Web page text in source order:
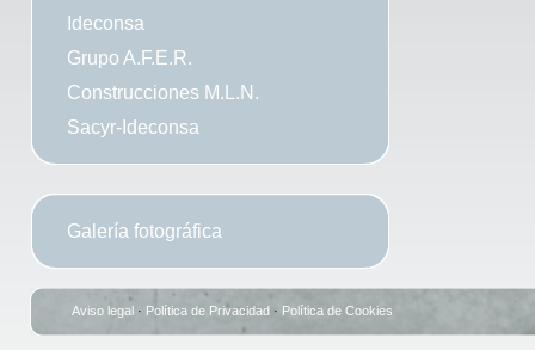
Ideconsa
Grupo A.F.E.R.
Construcciones M.L.N.
Sacyr-Ideconsa
Galería fotográfica
Aviso legal · Política de Privacidad · Política de Cookies